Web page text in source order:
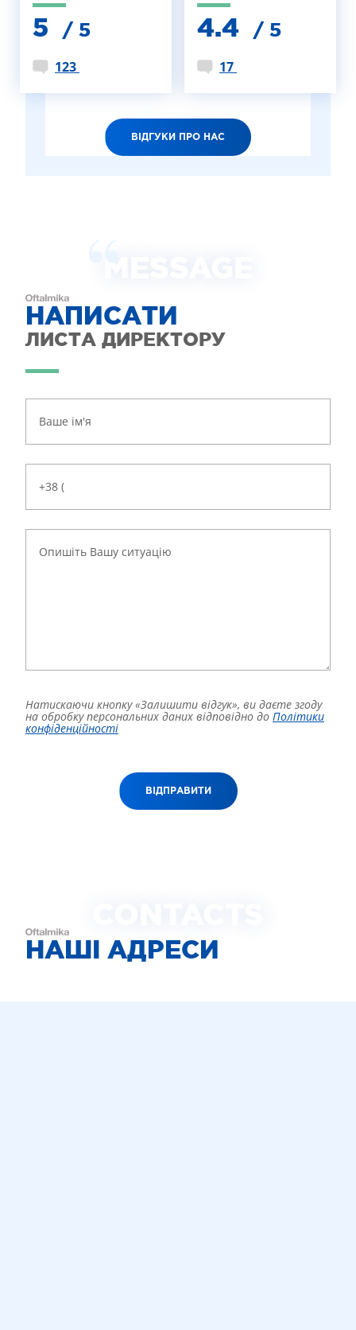
5 / 5
123
4.4 / 5
17
ВІДГУКИ ПРО НАС
НАПИСАТИ
ЛИСТА ДИРЕКТОРУ
Натискаючи кнопку «Залишити відгук», ви даєте згоду
на обробку персональних даних відповідно до Політики
конфіденційності
ВІДПРАВИТИ
НАШІ АДРЕСИ